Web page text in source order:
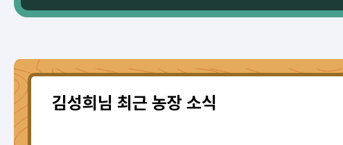
김성희님 최근 농장 소식